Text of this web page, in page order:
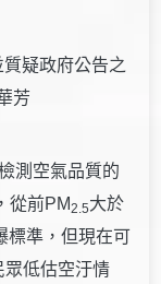
疑政府公告之
芳
測空氣品質的
從前PM2.5大於
標準，但現在可
眾低估空汙情